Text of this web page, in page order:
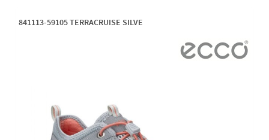
841113-59105 TERRACRUISE SILVE